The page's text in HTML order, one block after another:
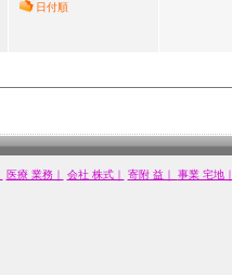
日付順
医療 業務｜ 会社 株式｜ 寄附 益｜ 事業 宅地